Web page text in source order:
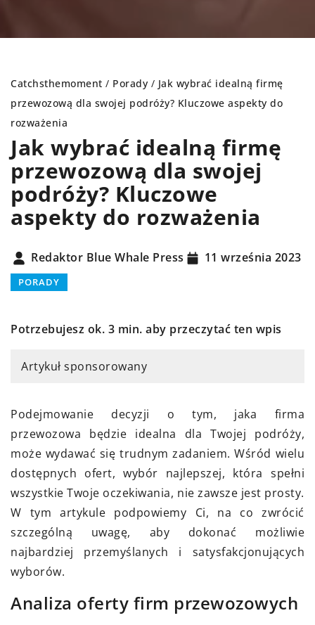
Catchsthemoment / Porady / Jak wybrać idealną firmę
przewozową dla swojej podróży? Kluczowe aspekty do
rozważenia
Jak wybrać idealną firmę
przewozową dla swojej
podróży? Kluczowe
aspekty do rozważenia
Redaktor Blue Whale Press 11 września 2023
PORADY
Potrzebujesz ok. 3 min. aby przeczytać ten wpis
Artykuł sponsorowany
Podejmowanie decyzji o tym, jaka firma
przewozowa będzie idealna dla Twojej podróży,
może wydawać się trudnym zadaniem. Wśród wielu
dostępnych ofert, wybór najlepszej, która spełni
wszystkie Twoje oczekiwania, nie zawsze jest prosty.
W tym artykule podpowiemy Ci, na co zwrócić
szczególną uwagę, aby dokonać możliwie
najbardziej przemyślanych i satysfakcjonujących
wyborów.
Analiza oferty firm przewozowych